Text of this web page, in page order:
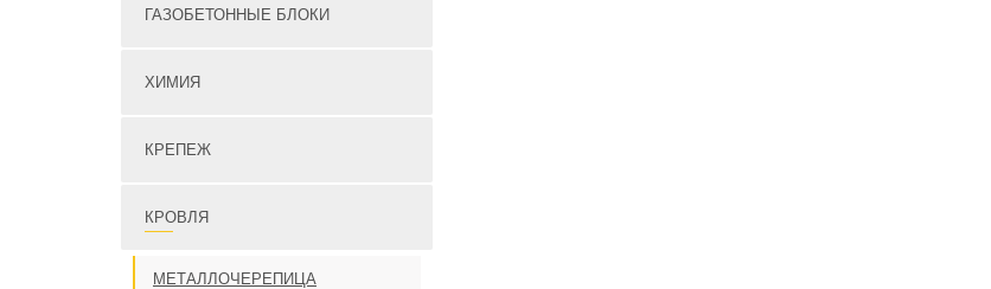
ГАЗОБЕТОННЫЕ БЛОКИ
ХИМИЯ
КРЕПЕЖ
КРОВЛЯ
МЕТАЛЛОЧЕРЕПИЦА